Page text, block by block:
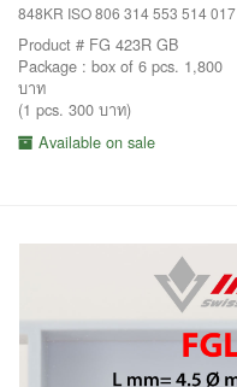
848KR ISO 806 314 553 514 017
Product # FG 423R GB
Package : box of 6 pcs. 1,800
บาท
(1 pcs. 300 บาท)
Available on sale